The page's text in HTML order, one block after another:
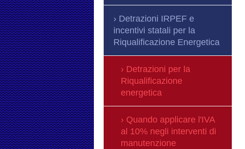
Detrazioni IRPEF e
incentivi statali per la
Riqualificazione Energetica
Detrazioni per la
Riqualificazione
energetica
Quando applicare l'IVA
al 10% negli interventi di
manutenzione